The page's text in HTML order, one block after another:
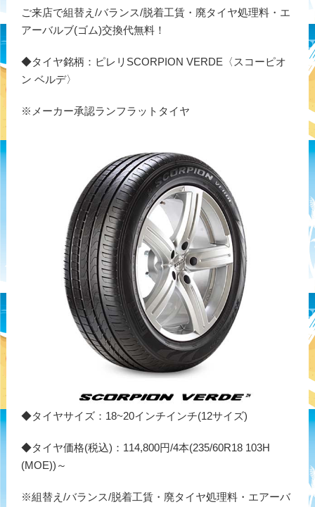
ご来店で組替え/バランス/脱着工賃・廃タイヤ処理料・エ
アーバルブ(ゴム)交換代無料！
◆タイヤ銘柄：ピレリSCORPION VERDE〈スコーピオ
ン ベルデ〉
※メーカー承認ランフラットタイヤ
◆タイヤサイズ：18~20インチインチ(12サイズ)
◆タイヤ価格(税込)：114,800円/4本(235/60R18 103H
(MOE))～
※組替え/バランス/脱着工賃・廃タイヤ処理料・エアーバ